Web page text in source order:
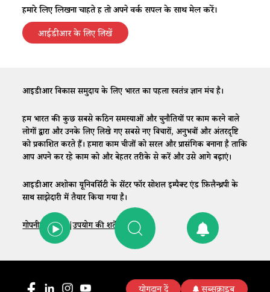
हमारे लिए लिखना चाहते हैं तो अपने वर्क सैंपल के साथ मेल करें।
आईडीआर के लिए लिखें
आईडीआर विकास समुदाय के लिए भारत का पहला स्वतंत्र ज्ञान मंच है।
हम भारत की कुछ सबसे कठिन समस्याओं और चुनौतियों पर काम करने वाले
लोगों द्वारा और उनके लिए लिखे गए सबसे नए विचारों, अनुभवों और अंतरदृष्टि
को प्रकाशित करते हैं। हमारा काम चीजों को सरल और प्रासंगिक बनाना है ताकि
आप अपने कर रहे काम को और बेहतर तरीके से करें और उसे आगे बढ़ाएं।
आईडीआर अशोका यूनिवर्सिटी के सेंटर फॉर सोशल इम्पैक्ट एंड फ़िलैन्थ्रपी के
साथ साझेदारी में तैयार किया गया है।
गोपनीयता नीति |उपयोग की शर्तें संपर्क